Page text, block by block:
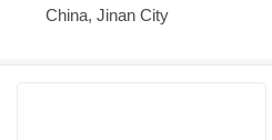
China, Jinan City